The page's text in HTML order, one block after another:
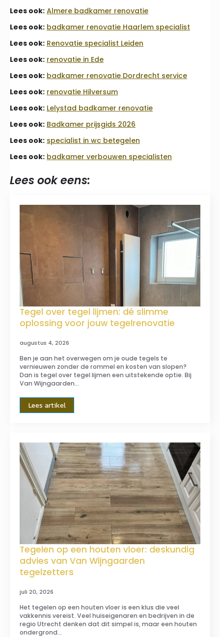
Lees ook: Almere badkamer renovatie
Lees ook: badkamer renovatie Haarlem specialist
Lees ook: Renovatie specialist Leiden
Lees ook: renovatie in Ede
Lees ook: badkamer renovatie Dordrecht service
Lees ook: renovatie Hilversum
Lees ook: Lelystad badkamer renovatie
Lees ook: Badkamer prijsgids 2026
Lees ook: specialist in wc betegelen
Lees ook: badkamer verbouwen specialisten
Lees ook eens:
Tegel over tegel lijmen: dé slimme
oplossing voor jouw tegelrenovatie
augustus 4, 2026
Ben je aan het overwegen om je oude tegels te
vernieuwen zonder de rommel en kosten van slopen?
Dan is tegel over tegel lijmen een uitstekende optie. Bij
Van Wijngaarden…
Lees artikel
Tegelen op een houten vloer: deskundig
advies van Van Wijngaarden
tegelzetters
juli 20, 2026
Het tegelen op een houten vloer is een klus die veel
vakkennis vereist. Veel huiseigenaren en bedrijven in de
regio Utrecht denken dat dit simpel is, maar een houten
ondergrond…